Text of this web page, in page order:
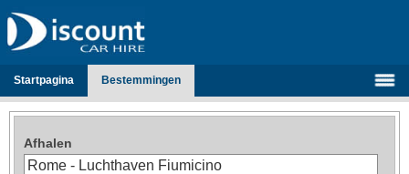
Startpagina Bestemmingen
Afhalen